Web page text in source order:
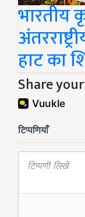
भारतीय
हाट का
Share